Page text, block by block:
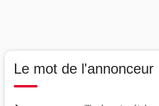
Le mot de l'annonceur